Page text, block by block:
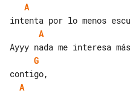
A
A
G
A